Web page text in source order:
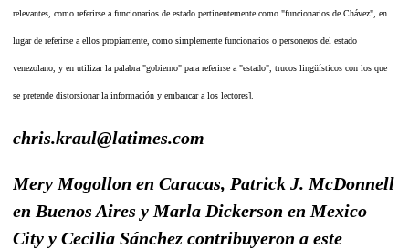
relevantes, como referirse a funcionarios de estado pertinentemente como "funcionarios de Chávez", en
lugar de referirse a ellos propiamente, como simplemente funcionarios o personeros del estado
venezolano, y en utilizar la palabra "gobierno" para referirse a "estado", trucos lingüísticos con los que
se pretende distorsionar la información y embaucar a los lectores].
chris.kraul@latimes.com
Mery Mogollon en Caracas, Patrick J. McDonnell
en Buenos Aires y Marla Dickerson en Mexico
City y Cecilia Sánchez contribuyeron a este